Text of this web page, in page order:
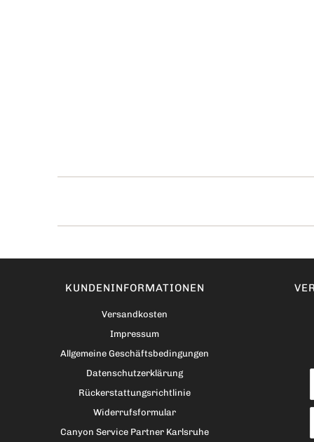
KUNDENINFORMATIONEN
Versandkosten
Impressum
Allgemeine Geschäftsbedingungen
Datenschutzerklärung
Rückerstattungsrichtlinie
Widerrufsformular
Canyon Service Partner Karlsruhe